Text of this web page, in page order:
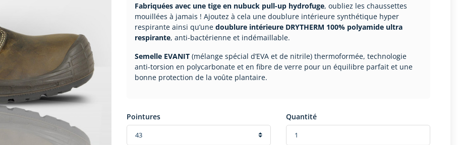
Fabriquées avec une tige en nubuck pull-up hydrofuge, oubliez les chaussettes
mouillées à jamais ! Ajoutez à cela une doublure intérieure synthétique hyper
respirante ainsi qu’une doublure intérieure DRYTHERM 100% polyamide ultra
respirante, anti-bactérienne et indémaillable.
Semelle EVANIT (mélange spécial d’EVA et de nitrile) thermoformée, technologie
anti-torsion en polycarbonate et en fibre de verre pour un équilibre parfait et une
bonne protection de la voûte plantaire.
Pointures Quantité